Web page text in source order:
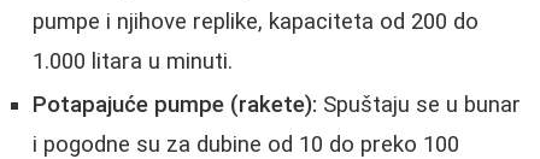
pumpe i njihove replike, kapaciteta od 200 do
1.000 litara u minuti.
Potapajuće pumpe (rakete): Spuštaju se u bunar
i pogodne su za dubine od 10 do preko 100